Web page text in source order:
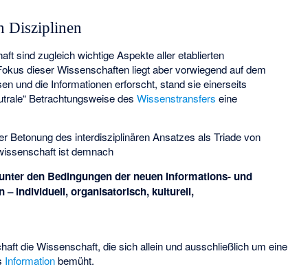
Disziplinen
sind zugleich wichtige Aspekte aller etablierten
dieser Wissenschaften liegt aber vorwiegend auf dem
und die Informationen erforscht, stand sie einerseits
Betrachtungsweise desWissenstransfers eine
Betonung des interdisziplinären Ansatzes als Triade von
ist demnach
den Bedingungen der neuen Informations- und
– individuell, organisatorisch, kulturell,
die Wissenschaft, die sich allein und ausschließlich um eine
Informationbemüht.